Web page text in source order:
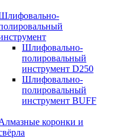
Шлифовально-
полировальный
инструмент D250
Шлифовально-
полировальный
инструмент BUFF
коронки и